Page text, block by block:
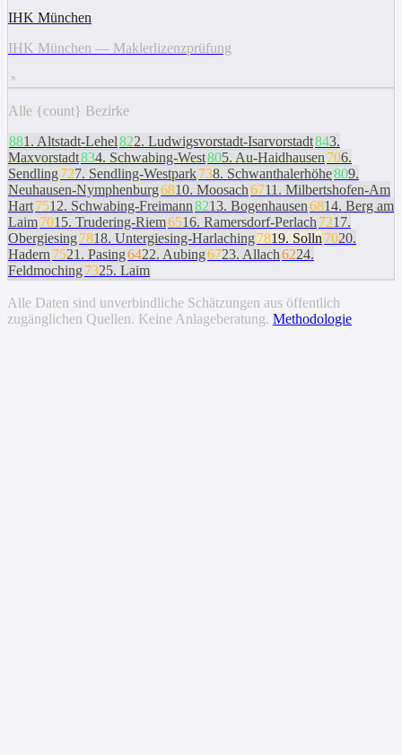
IHK München
IHK München — Maklerlizenzprüfung
Alle {count} Bezirke
881 . Altstadt-Lehel822. Ludwigsvorstadt-Isarvorstadt843.
Maxvorstadt834. Schwabing-West805. Au-Haidhausen 706.
Sendling 727. Sendling-Westpark738. Schwanthalerhöhe809.
Neuhausen-Nymphenburg6810. Moosach6711 . Milbertshofen-Am
Hart7512. Schwabing-Freimann8213. Bogenhausen6814. Berg am
Laim7015. Trudering-Riem6516. Ramersdorf-Perlach 7217.
Obergiesing 7818. Untergiesing-Harlaching 7819. Solln 7020.
Hadern 7521 . Pasing6422. Aubing6723. Allach6224.
Feldmoching 7325. Laim
Alle Daten sind unverbindliche Schätzungen aus öffentlich
zugänglichen Quellen. Keine Anlageberatung. Methodologie